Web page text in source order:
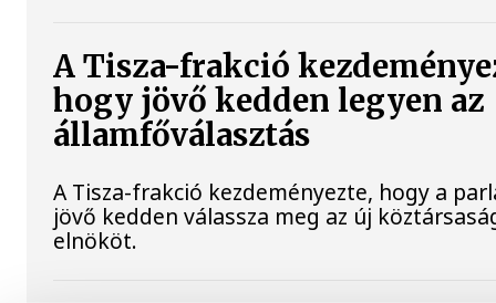
A Tisza-frakció
hogy jövő kedden legyen az
államfőválasztás
A Tisza-frakció kezdeményezte, hogy a
jövő kedden válassza meg az új
elnököt.